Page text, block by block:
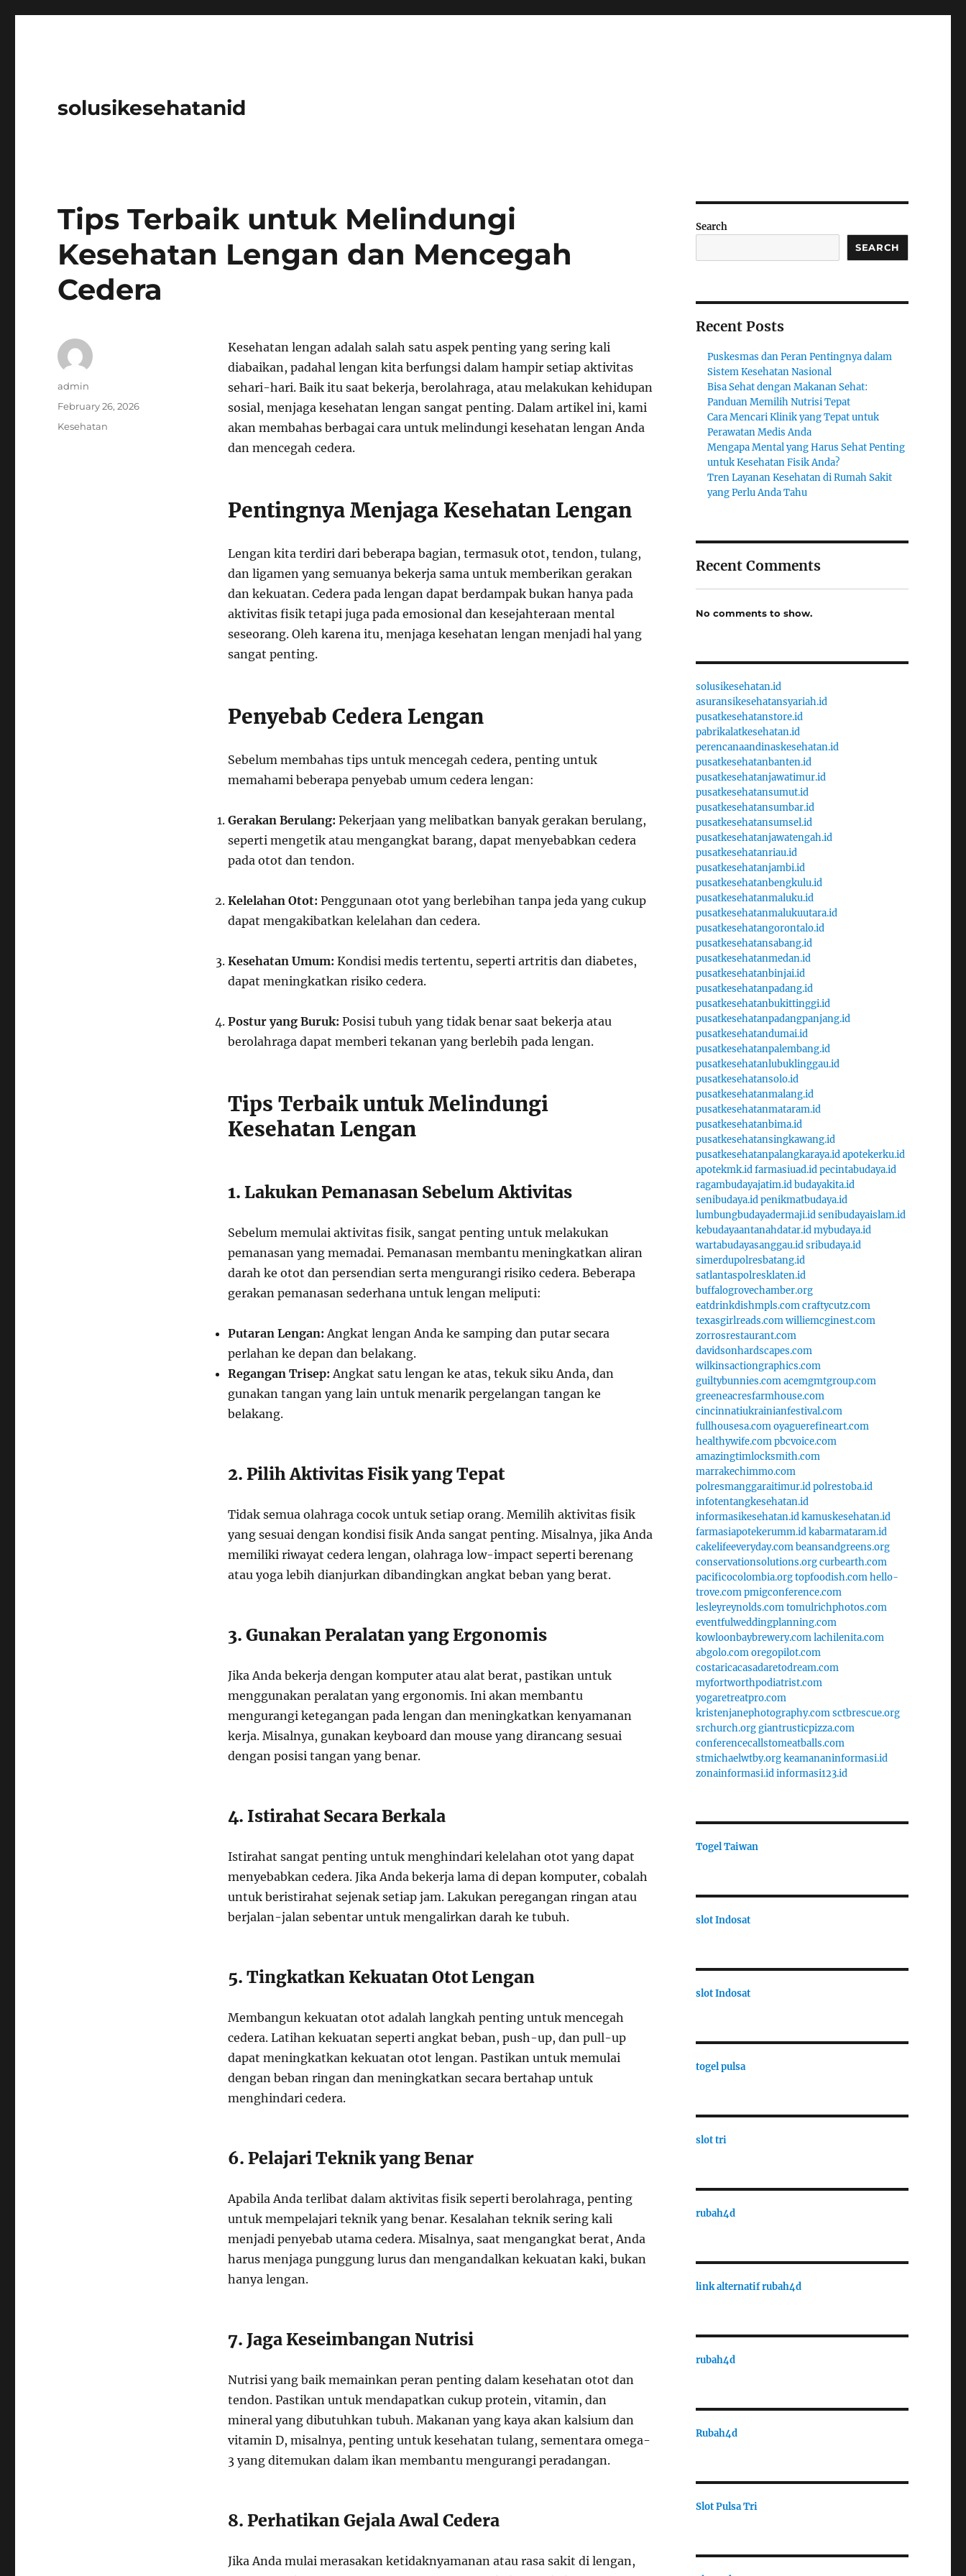
solusikesehatanid
Tips Terbaik untuk Melindungi
Kesehatan Lengan dan Mencegah
Cedera
Kesehatan lengan adalah salah satu aspek penting yang sering kali
diabaikan, padahal lengan kita berfungsi dalam hampir setiap aktivitas
sehari-hari. Baik itu saat bekerja, berolahraga, atau melakukan kehidupan
sosial, menjaga kesehatan lengan sangat penting. Dalam artikel ini, kami
akan membahas berbagai cara untuk melindungi kesehatan lengan Anda
dan mencegah cedera.
Pentingnya Menjaga Kesehatan Lengan
Lengan kita terdiri dari beberapa bagian, termasuk otot, tendon, tulang,
dan ligamen yang semuanya bekerja sama untuk memberikan gerakan
dan kekuatan. Cedera pada lengan dapat berdampak bukan hanya pada
aktivitas fisik tetapi juga pada emosional dan kesejahteraan mental
seseorang. Oleh karena itu, menjaga kesehatan lengan menjadi hal yang
sangat penting.
Penyebab Cedera Lengan
Sebelum membahas tips untuk mencegah cedera, penting untuk
memahami beberapa penyebab umum cedera lengan:
Gerakan Berulang: Pekerjaan yang melibatkan banyak gerakan berulang,
seperti mengetik atau mengangkat barang, dapat menyebabkan cedera
pada otot dan tendon.
Kelelahan Otot: Penggunaan otot yang berlebihan tanpa jeda yang cukup
dapat mengakibatkan kelelahan dan cedera.
Kesehatan Umum: Kondisi medis tertentu, seperti artritis dan diabetes,
dapat meningkatkan risiko cedera.
Postur yang Buruk: Posisi tubuh yang tidak benar saat bekerja atau
berolahraga dapat memberi tekanan yang berlebih pada lengan.
Tips Terbaik untuk Melindungi
Kesehatan Lengan
1. Lakukan Pemanasan Sebelum Aktivitas
Sebelum memulai aktivitas fisik, sangat penting untuk melakukan
pemanasan yang memadai. Pemanasan membantu meningkatkan aliran
darah ke otot dan persendian serta mengurangi risiko cedera. Beberapa
gerakan pemanasan sederhana untuk lengan meliputi:
Putaran Lengan: Angkat lengan Anda ke samping dan putar secara
perlahan ke depan dan belakang.
Regangan Trisep: Angkat satu lengan ke atas, tekuk siku Anda, dan
gunakan tangan yang lain untuk menarik pergelangan tangan ke
belakang.
2. Pilih Aktivitas Fisik yang Tepat
Tidak semua olahraga cocok untuk setiap orang. Memilih aktivitas fisik
yang sesuai dengan kondisi fisik Anda sangat penting. Misalnya, jika Anda
memiliki riwayat cedera lengan, olahraga low-impact seperti berenang
atau yoga lebih dianjurkan dibandingkan angkat beban yang berat.
3. Gunakan Peralatan yang Ergonomis
Jika Anda bekerja dengan komputer atau alat berat, pastikan untuk
menggunakan peralatan yang ergonomis. Ini akan membantu
mengurangi ketegangan pada lengan dan meningkatkan kenyamanan
kerja. Misalnya, gunakan keyboard dan mouse yang dirancang sesuai
dengan posisi tangan yang benar.
4. Istirahat Secara Berkala
Istirahat sangat penting untuk menghindari kelelahan otot yang dapat
menyebabkan cedera. Jika Anda bekerja lama di depan komputer, cobalah
untuk beristirahat sejenak setiap jam. Lakukan peregangan ringan atau
berjalan-jalan sebentar untuk mengalirkan darah ke tubuh.
5. Tingkatkan Kekuatan Otot Lengan
Membangun kekuatan otot adalah langkah penting untuk mencegah
cedera. Latihan kekuatan seperti angkat beban, push-up, dan pull-up
dapat meningkatkan kekuatan otot lengan. Pastikan untuk memulai
dengan beban ringan dan meningkatkan secara bertahap untuk
menghindari cedera.
6. Pelajari Teknik yang Benar
Apabila Anda terlibat dalam aktivitas fisik seperti berolahraga, penting
untuk mempelajari teknik yang benar. Kesalahan teknik sering kali
menjadi penyebab utama cedera. Misalnya, saat mengangkat berat, Anda
harus menjaga punggung lurus dan mengandalkan kekuatan kaki, bukan
hanya lengan.
7. Jaga Keseimbangan Nutrisi
Nutrisi yang baik memainkan peran penting dalam kesehatan otot dan
tendon. Pastikan untuk mendapatkan cukup protein, vitamin, dan
mineral yang dibutuhkan tubuh. Makanan yang kaya akan kalsium dan
vitamin D, misalnya, penting untuk kesehatan tulang, sementara omega-
3 yang ditemukan dalam ikan membantu mengurangi peradangan.
8. Perhatikan Gejala Awal Cedera
Jika Anda mulai merasakan ketidaknyamanan atau rasa sakit di lengan,
Author
admin
Posted
February 26, 2026
Categories
Kesehatan
Search
SEARCH
Recent Posts
Puskesmas dan Peran Pentingnya dalam
Sistem Kesehatan Nasional
Bisa Sehat dengan Makanan Sehat:
Panduan Memilih Nutrisi Tepat
Cara Mencari Klinik yang Tepat untuk
Perawatan Medis Anda
Mengapa Mental yang Harus Sehat Penting
untuk Kesehatan Fisik Anda?
Tren Layanan Kesehatan di Rumah Sakit
yang Perlu Anda Tahu
Recent Comments
No comments to show.
solusikesehatan.id
asuransikesehatansyariah.id
pusatkesehatanstore.id
pabrikalatkesehatan.id
perencanaandinaskesehatan.id
pusatkesehatanbanten.id
pusatkesehatanjawatimur.id
pusatkesehatansumut.id
pusatkesehatansumbar.id
pusatkesehatansumsel.id
pusatkesehatanjawatengah.id
pusatkesehatanriau.id
pusatkesehatanjambi.id
pusatkesehatanbengkulu.id
pusatkesehatanmaluku.id
pusatkesehatanmalukuutara.id
pusatkesehatangorontalo.id
pusatkesehatansabang.id
pusatkesehatanmedan.id
pusatkesehatanbinjai.id
pusatkesehatanpadang.id
pusatkesehatanbukittinggi.id
pusatkesehatanpadangpanjang.id
pusatkesehatandumai.id
pusatkesehatanpalembang.id
pusatkesehatanlubuklinggau.id
pusatkesehatansolo.id
pusatkesehatanmalang.id
pusatkesehatanmataram.id
pusatkesehatanbima.id
pusatkesehatansingkawang.id
pusatkesehatanpalangkaraya.idapotekerku.id
apotekmk.idfarmasiuad.idpecintabudaya.id
ragambudayajatim.idbudayakita.id
senibudaya.idpenikmatbudaya.id
lumbungbudayadermaji.idsenibudayaislam.id
kebudayaantanahdatar.idmybudaya.id
wartabudayasanggau.idsribudaya.id
simerdupolresbatang.id
satlantaspolresklaten.id
buffalogrovechamber.org
eatdrinkdishmpls.comcraftycutz.com
texasgirlreads.comwilliemcginest.com
zorrosrestaurant.com
davidsonhardscapes.com
wilkinsactiongraphics.com
guiltybunnies.comacemgmtgroup.com
greeneacresfarmhouse.com
cincinnatiukrainianfestival.com
fullhousesa.comoyaguerefineart.com
healthywife.compbcvoice.com
amazingtimlocksmith.com
marrakechimmo.com
polresmanggaraitimur.idpolrestoba.id
infotentangkesehatan.id
informasikesehatan.idkamuskesehatan.id
farmasiapotekerumm.idkabarmataram.id
cakelifeeveryday.combeansandgreens.org
conservationsolutions.orgcurbearth.com
pacificocolombia.orgtopfoodish.comhello-
trove.compmigconference.com
lesleyreynolds.comtomulrichphotos.com
eventfulweddingplanning.com
kowloonbaybrewery.comlachilenita.com
abgolo.comoregopilot.com
costaricacasadaretodream.com
myfortworthpodiatrist.com
yogaretreatpro.com
kristenjanephotography.comsctbrescue.org
srchurch.orggiantrusticpizza.com
conferencecallstomeatballs.com
stmichaelwtby.orgkeamananinformasi.id
zonainformasi.idinformasi123.id
Togel Taiwan
slot Indosat
slot Indosat
togel pulsa
slot tri
rubah4d
link alternatif rubah4d
rubah4d
Rubah4d
Slot Pulsa Tri